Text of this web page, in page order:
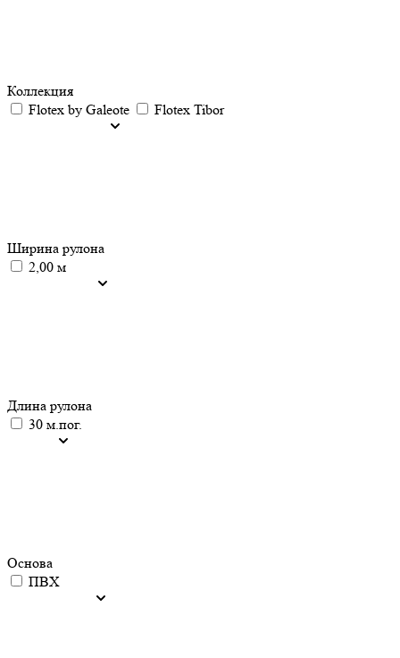
Коллекция
Flotex by Galeote
Flotex Tibor
Ширина рулона
2,00 м
Длина рулона
30 м.пог.
Основа
ПВХ